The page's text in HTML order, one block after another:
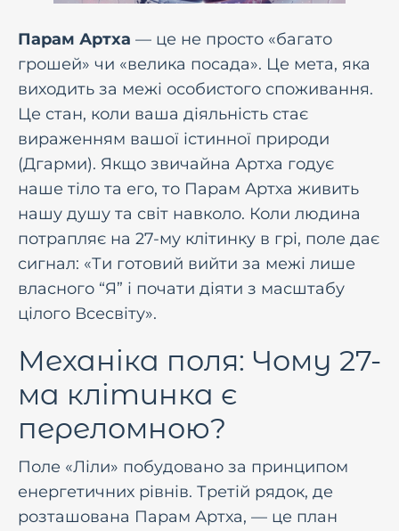
Парам Артха — це не просто «багато
грошей» чи «велика посада». Це мета, яка
виходить за межі особистого споживання.
Це стан, коли ваша діяльність стає
вираженням вашої істинної природи
(Дгарми). Якщо звичайна Артха годує
наше тіло та его, то Парам Артха живить
нашу душу та світ навколо. Коли людина
потрапляє на 27-му клітинку в грі, поле дає
сигнал: «Ти готовий вийти за межі лише
власного “Я” і почати діяти з масштабу
цілого Всесвіту».
Механіка поля: Чому 27-
ма клітинка є
переломною?
Поле «Ліли» побудовано за принципом
енергетичних рівнів. Третій рядок, де
розташована Парам Артха, — це план